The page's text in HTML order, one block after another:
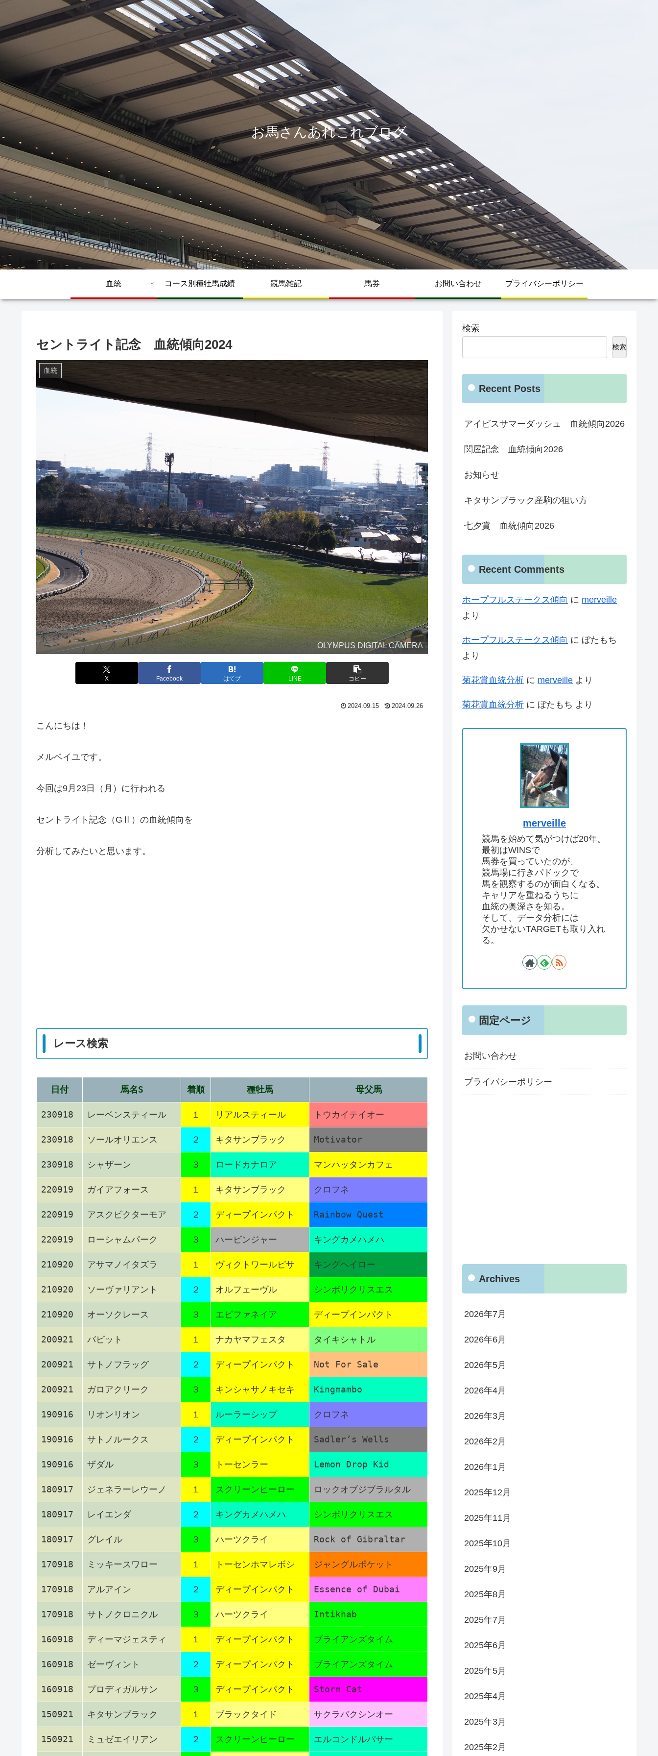
お馬さんあれこれブログ
血統 コース別種牡馬成績 競馬雑記 馬券 お問い合わせ プライバシーポリシー
セントライト記念 血統傾向2024
血統
OLYMPUS DIGITAL CAMERA
X Facebook はてブ LINE コピー
2024.09.15 2024.09.26
こんにちは！
メルベイユです。
今回は9月23日（月）に行われる
セントライト記念（GⅡ）の血統傾向を
分析してみたいと思います。
レース検索
日付 馬名S 着順 種牡馬 母父馬
230918 レーベンスティール １ リアルスティール トウカイテイオー
230918 ソールオリエンス ２ キタサンブラック Motivator
230918 シャザーン ３ ロードカナロア マンハッタンカフェ
220919 ガイアフォース １ キタサンブラック クロフネ
220919 アスクビクターモア ２ ディープインパクト Rainbow Quest
220919 ローシャムパーク ３ ハービンジャー キングカメハメハ
210920 アサマノイタズラ １ ヴィクトワールピサ キングヘイロー
210920 ソーヴァリアント ２ オルフェーヴル シンボリクリスエス
210920 オーソクレース ３ エピファネイア ディープインパクト
200921 バビット １ ナカヤマフェスタ タイキシャトル
200921 サトノフラッグ ２ ディープインパクト Not For Sale
200921 ガロアクリーク ３ キンシャサノキセキ Kingmambo
190916 リオンリオン １ ルーラーシップ クロフネ
190916 サトノルークス ２ ディープインパクト Sadler’s Wells
190916 ザダル ３ トーセンラー Lemon Drop Kid
180917 ジェネラーレウーノ １ スクリーンヒーロー ロックオブジブラルタル
180917 レイエンダ ２ キングカメハメハ シンボリクリスエス
180917 グレイル ３ ハーツクライ Rock of Gibraltar
170918 ミッキースワロー １ トーセンホマレボシ ジャングルポケット
170918 アルアイン ２ ディープインパクト Essence of Dubai
170918 サトノクロニクル ３ ハーツクライ Intikhab
160918 ディーマジェスティ １ ディープインパクト ブライアンズタイム
160918 ゼーヴィント ２ ディープインパクト ブライアンズタイム
160918 プロディガルサン ３ ディープインパクト Storm Cat
150921 キタサンブラック １ ブラックタイド サクラバクシンオー
150921 ミュゼエイリアン ２ スクリーンヒーロー エルコンドルパサー
検索
検索
Recent Posts
アイビスサマーダッシュ 血統傾向2026
関屋記念 血統傾向2026
お知らせ
キタサンブラック産駒の狙い方
七夕賞 血統傾向2026
Recent Comments
ホープフルステークス傾向 に merveille
より
ホープフルステークス傾向 に ぼたもち
より
菊花賞血統分析 に merveille より
菊花賞血統分析 に ぼたもち より
merveille
競馬を始めて気がつけば20年。
最初はWINSで
馬券を買っていたのが、
競馬場に行きパドックで
馬を観察するのが面白くなる。
キャリアを重ねるうちに
血統の奥深さを知る。
そして、データ分析には
欠かせないTARGETも取り入れ
る。
固定ページ
お問い合わせ
プライバシーポリシー
Archives
2026年7月
2026年6月
2026年5月
2026年4月
2026年3月
2026年2月
2026年1月
2025年12月
2025年11月
2025年10月
2025年9月
2025年8月
2025年7月
2025年6月
2025年5月
2025年4月
2025年3月
2025年2月